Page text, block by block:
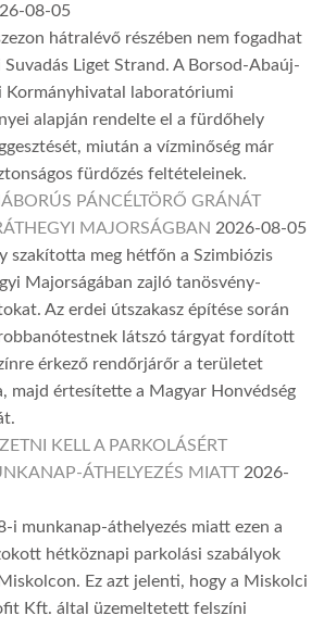
08-05
hátralévő részében nem fogadhat
Liget Strand. A Borsod-Abaúj-
Kormányhivatal laboratóriumi
alapján rendelte el a fürdőhely
miután a vízminőség már
fürdőzés feltételeinek.
PÁNCÉLTÖRŐ GRÁNÁT
MAJORSÁGBAN 2026-08-05
szakította meg hétfőn a Szimbiózis
Majorságában zajló tanösvény-
Az erdei útszakasz építése során
látszó tárgyat fordított
érkező rendőrjárőr a területet
majd értesítette a Magyar Honvédség
KELL A PARKOLÁSÉRT
ÁTHELYEZÉS MIATT 2026-
i munkanap-áthelyezés miatt ezen a
hétköznapi parkolási szabályok
Ez azt jelenti, hogy a Miskolci
Kft. által üzemeltetett felszíni